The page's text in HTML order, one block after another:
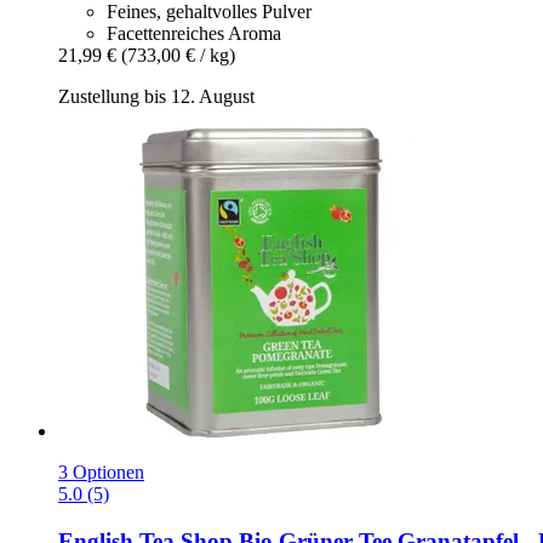
Feines, gehaltvolles Pulver
Facettenreiches Aroma
21,99 € (733,00 € / kg)
Zustellung bis 12. August
3 Optionen
5.0 (5)